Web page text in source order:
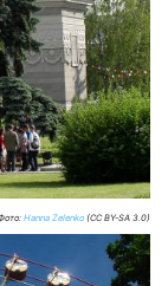
Hanna Zelenko (CC BY-SA 3.0)